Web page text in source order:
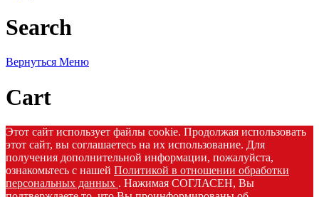
Search
Вернуться Меню
Cart
Этот сайт использует файлы cookie. Продолжая использовать
этот сайт, вы соглашаетесь на их использование. Для
получения дополнительной информации, пожалуйста,
ознакомьтесь с нашей Политикой в отношении обработки
персональных данных . Нажимая СОГЛАСЕН, Вы